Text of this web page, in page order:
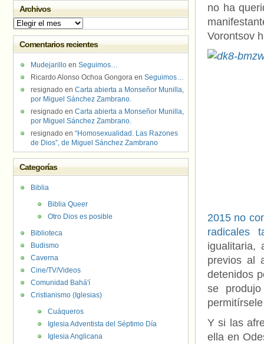
no ha
Vorontsov
2015 no
radicales
igualitaria,
previos al
detenidos
se
Y si las
ella en
Archivos
Archivos
Comentarios recientes
Mudejarillo en Seguimos…
Ricardo Alonso Ochoa Gongora en Seguimos…
resignado en Carta abierta a Monseñor Munilla,
por Miguel Sánchez Zambrano.
resignado en Carta abierta a Monseñor Munilla,
por Miguel Sánchez Zambrano.
resignado en “Homosexualidad. Las Razones
de Dios”, de Miguel Sánchez Zambrano
Categorías
Biblia
Biblia Queer
Otro Dios es posible
Biblioteca
Budismo
Caverna
Cine/TV/Videos
Comunidad Bahá'í
Cristianismo (Iglesias)
Cuáqueros
Iglesia Adventista del Séptimo Día
Iglesia Anglicana